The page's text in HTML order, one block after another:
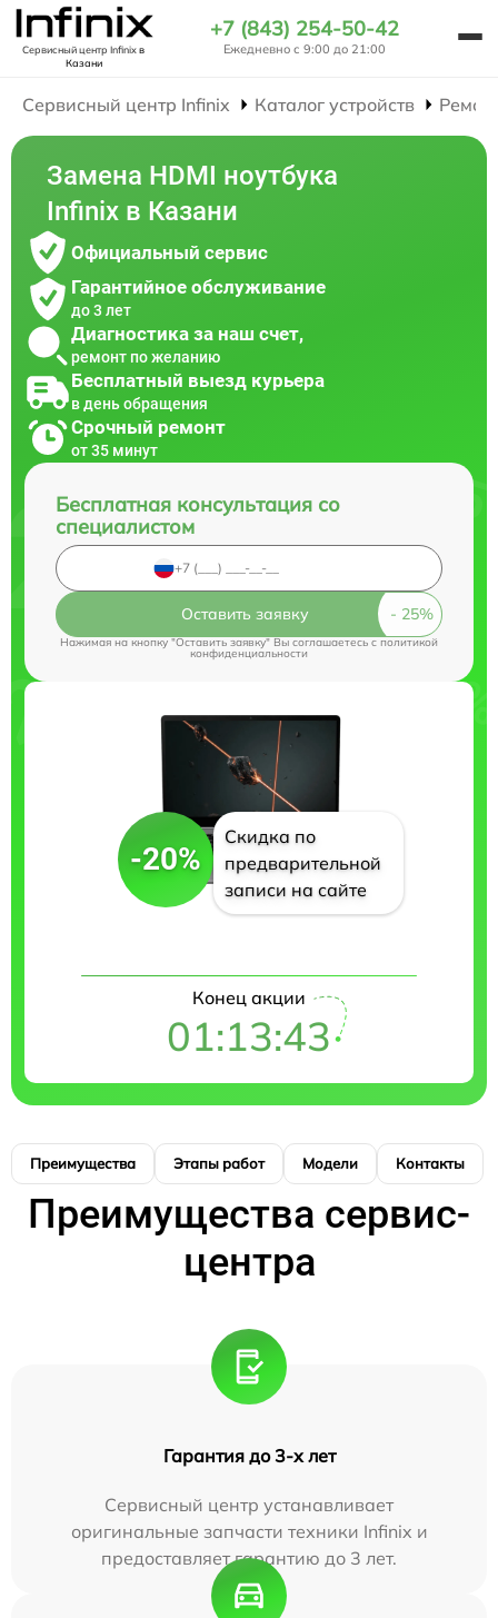
Сервисный центр Infinixв
Казани
+7 (843) 254-50-42
Ежедневно с 9:00 до 21:00
Сервисный центр Infinix Каталог устройств
Замена HDMI ноутбука
Infinix в Казани
Официальный сервис
Гарантийное обслуживание
до 3 лет
Диагностика за наш счет,
ремонт по желанию
Бесплатный выезд курьера
в день обращения
Срочный ремонт
от 35 минут
Бесплатная консультация со
специалистом
Оставить заявку
Нажимая на кнопку "Оставить заявку" Вы соглашаетесь cполитикой
конфиденциальности
-20%
Скидка по
предварительной
записи на сайте
Конец акции
01:13:42
Преимущества Этапы работ Модели Контакты
Преимущества сервис-
центра
Гарантия до 3-х лет
Сервисный центр устанавливает
оригинальные запчасти техники Infinix и
предоставляет гарантию до 3 лет.